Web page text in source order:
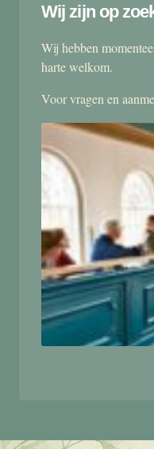
Wij zijn op
Wij hebben
harte welkom.
Voor vragen en